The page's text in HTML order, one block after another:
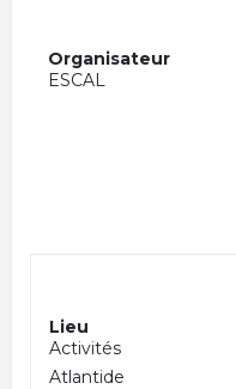
Organisateur
ESCAL
Lieu
Activités
Atlantide